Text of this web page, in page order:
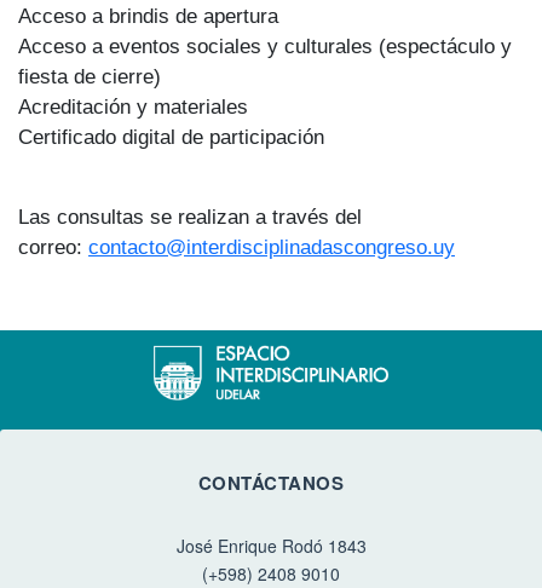
Acceso a brindis de apertura
Acceso a eventos sociales y culturales (espectáculo y
fiesta de cierre)
Acreditación y materiales
Certificado digital de participación
Las consultas se realizan a través del
correo: contacto@interdisciplinadascongreso.uy
CONTÁCTANOS
José Enrique Rodó 1843
(+598) 2408 9010